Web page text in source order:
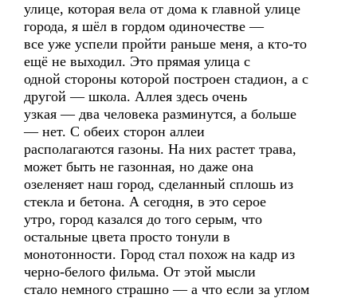
улице, которая вела от дома к главной улице
города, я шёл в гордом одиночестве —
все уже успели пройти раньше меня, а кто-то
ещё не выходил. Это прямая улица с
одной стороны которой построен стадион, а с
другой — школа. Аллея здесь очень
узкая — два человека разминутся, а больше
— нет. С обеих сторон аллеи
располагаются газоны. На них растет трава,
может быть не газонная, но даже она
озеленяет наш город, сделанный сплошь из
стекла и бетона. А сегодня, в это серое
утро, город казался до того серым, что
остальные цвета просто тонули в
монотонности. Город стал похож на кадр из
черно-белого фильма. От этой мысли
стало немного страшно — а что если за углом